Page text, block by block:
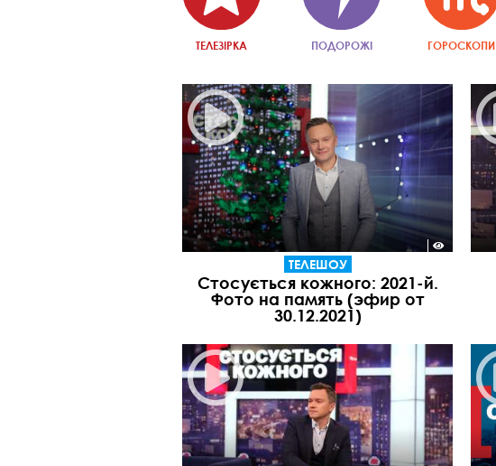
ТЕЛЕЗІРКА ПОДОРОЖІ ГОРОСКОПИ
ТЕЛЕШОУ
Стосується кожного: 2021-й.
Фото на память (эфир от
30.12.2021)